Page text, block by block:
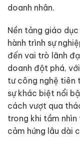
doanh nhân.
Nền tảng giáo
hành trình sự
đến vai trò lãnh
doanh đột phá,
tư công nghệ tiên
sự khác biệt nổi
cách vượt qua
trong khi tầm nhìn
cảm hứng lâu dài